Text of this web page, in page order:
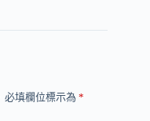
必填欄位標示為 *